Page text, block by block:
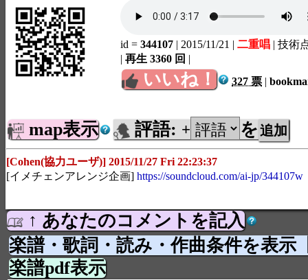
id = 344107 | 2015/11/21 | 二重唱 | 技術
| 再生 3360 回 |
いいね！ 327 票 |
map表示 評語: + を
[Cohen(協力ユーザ)] 2015/11/27 Fri 22:23:37
[イメチェンアレンジ企画] https://soundcloud.com/ai-jp/344107w
↑ あなたのコメントを記入
楽譜・歌詞・読み・作曲条件を表示
楽譜pdf表示